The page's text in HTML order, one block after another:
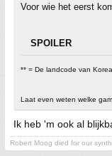
Voor wie het eerst
SPOILER
** = De landcode van Korea
Laat even weten welke
Ik heb 'm ook al
Robert Moog died for our